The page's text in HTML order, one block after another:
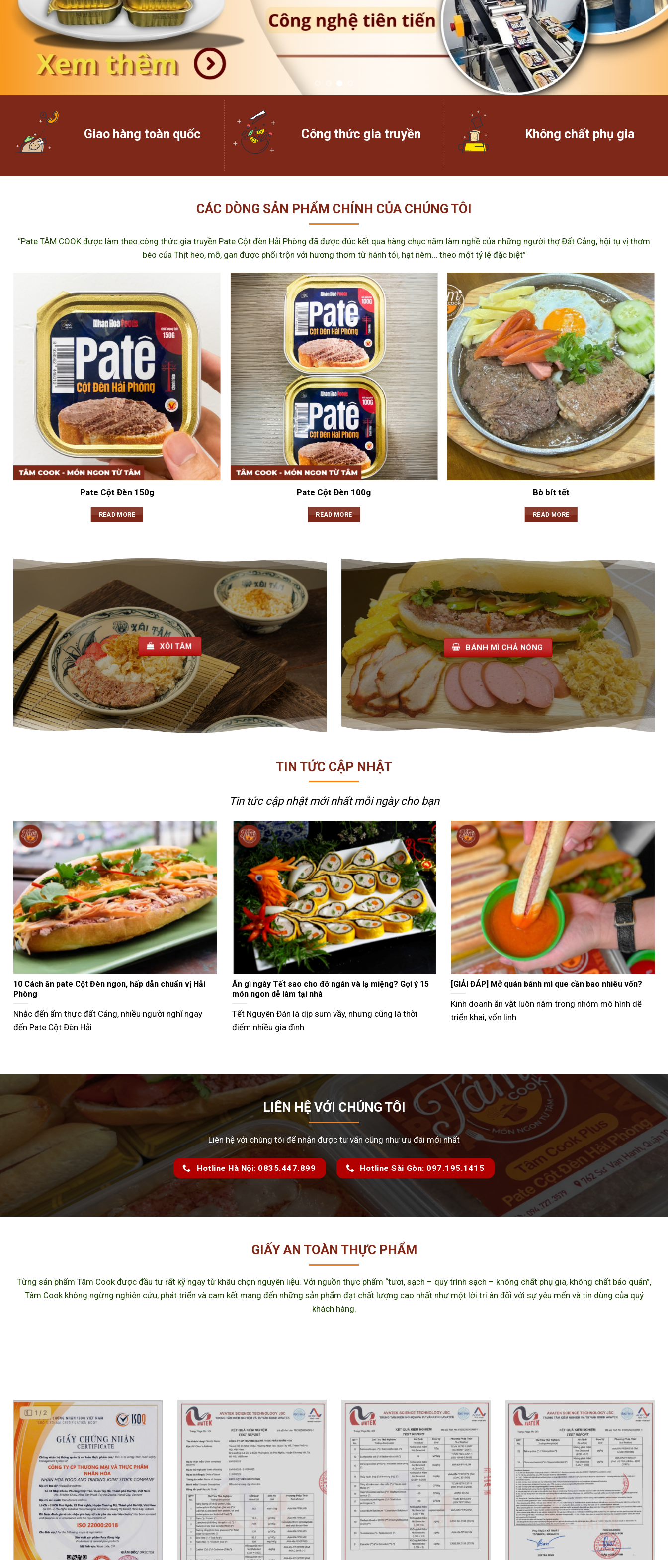
Giao hàng toàn quốc Công thức gia truyền Không chất phụ gia
CÁC DÒNG SẢN PHẨM CHÍNH CỦA CHÚNG TÔI
“Pate TÂM COOK được làm theo công thức gia truyền Pate Cột đèn Hải Phòng đã được đúc kết qua hàng chục năm làm nghề của những người thợ Đất Cảng, hội tụ vị thơm
béo của Thịt heo, mỡ, gan được phối trộn với hương thơm từ hành tỏi, hạt nêm… theo một tỷ lệ đặc biệt”
Pate Cột Đèn 150g
READ MORE
Pate Cột Đèn 100g
READ MORE
Bò bít tết
READ MORE
XÔI TÂM
BÁNH MÌ CHẢ NÓNG
TIN TỨC CẬP NHẬT
Tin tức cập nhật mới nhấtmỗi ngày cho bạn
Nướng bánh mì que bằng nồi chiên không dầu giòn
ngon như ngoài tiệm
Không phải ai cũng biết cách nướng bánh mì que bằng
nồi chiên không dầu
Gợi ý các món đãi khách ngày Tết đầy đủ 3 miền
Tết Nguyên Đán không chỉ là dịp đoàn viên mà còn là
thời điểm các
Tư vấn bán bánh mì que vỉa hè từ A–Z hiệu quả nhất
Hiện nay, nhiều người lựa chọn mô hình bán bánh mì
que vỉa hè như
LIÊN HỆ VỚI CHÚNG TÔI
Liên hệ với chúng tôi để nhận được tư vấn cũng như ưu đãi mới nhất
Hotline Hà Nội: 0835.447.899 Hotline Sài Gòn: 097.195.1415
GIẤY AN TOÀN THỰC PHẨM
Từng sản phẩm Tâm Cook được đầu tư rất kỹ ngay từ khâu chọn nguyên liệu. Với nguồn thực phẩm “tươi, sạch – quy trình sạch – không chất phụ gia, không chất bảo quản”,
Tâm Cook không ngừng nghiên cứu, phát triển và cam kết mang đến những sản phẩm đạt chất lượng cao nhất như một lời tri ân đối với sự yêu mến và tin dùng của quý
khách hàng.